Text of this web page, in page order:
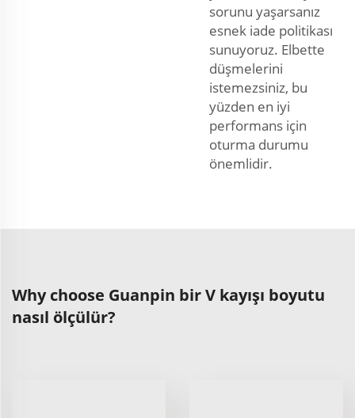
sorunu yaşarsanız
esnek iade politikası
sunuyoruz. Elbette
düşmelerini
istemezsiniz, bu
yüzden en iyi
performans için
oturma durumu
önemlidir.
Why choose Guanpin bir V kayışı boyutu
nasıl ölçülür?